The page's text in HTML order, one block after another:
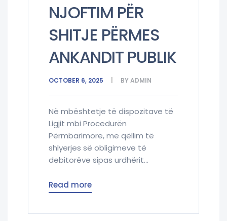
NJOFTIM PËR
SHITJE PËRMES
ANKANDIT PUBLIK
OCTOBER 6, 2025 BYADMIN
Në mbështetje të dispozitave të
Ligjit mbi Procedurën
Përmbarimore, me qëllim të
shlyerjes së obligimeve të
debitorëve sipas urdhërit...
Read more